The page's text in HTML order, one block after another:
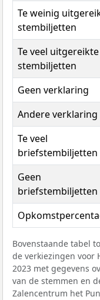
Te weinig
stembiljetten
Te veel uitgereikte
stembiljetten
Geen verklaring
Andere verklaring
Te veel
briefstembiljetten
Geen
briefstembiljetten
Bovenstaande tabel
de verkiezingen voor
2023 met gegevens
van de stemmen en
Zalencentrum het